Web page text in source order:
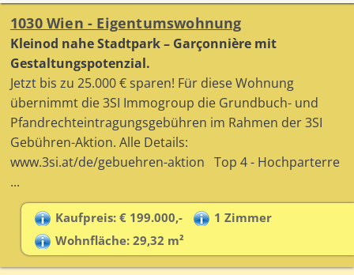
1030 Wien - Eigentumswohnung
Kleinod nahe Stadtpark – Garçonnière mit
Gestaltungspotenzial.
Jetzt bis zu 25.000 € sparen! Für diese Wohnung
übernimmt die 3SI Immogroup die Grundbuch- und
Pfandrechteintragungsgebühren im Rahmen der 3SI
Gebühren-Aktion. Alle Details:
www.3si.at/de/gebuehren-aktion Top 4 - Hochparterre
...
Kaufpreis: € 199.000,-
1 Zimmer
Wohnfläche: 29,32 m²